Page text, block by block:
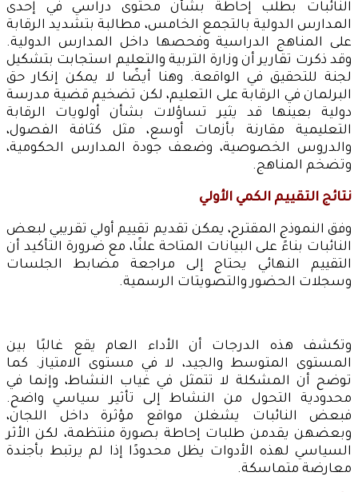
النائبات بطلب إحاطة بشأن محتوى دراسي في إحدى
المدارس الدولية بالتجمع الخامس، مطالبة بتشديد الرقابة
على المناهج الدراسية وفحصها داخل المدارس الدولية.
وقد ذكرت تقارير أن وزارة التربية والتعليم استجابت بتشكيل
لجنة للتحقيق في الواقعة. وهنا أيضًا لا يمكن إنكار حق
البرلمان في الرقابة على التعليم، لكن تضخيم قضية مدرسة
دولية بعينها قد يثير تساؤلات بشأن أولويات الرقابة
التعليمية مقارنة بأزمات أوسع، مثل كثافة الفصول،
والدروس الخصوصية، وضعف جودة المدارس الحكومية،
وتضخم المناهج.
نتائج التقييم الكمي الأولي
وفق النموذج المقترح، يمكن تقديم تقييم أولي تقريبي لبعض
النائبات بناءً على البيانات المتاحة علنًا، مع ضرورة التأكيد أن
التقييم النهائي يحتاج إلى مراجعة مضابط الجلسات
وسجلات الحضور والتصويتات الرسمية.
وتكشف هذه الدرجات أن الأداء العام يقع غالبًا بين
المستوى المتوسط والجيد، لا في مستوى الامتياز. كما
توضح أن المشكلة لا تتمثل في غياب النشاط، وإنما في
محدودية التحول من النشاط إلى تأثير سياسي واضح.
فبعض النائبات يشغلن مواقع مؤثرة داخل اللجان،
وبعضهن يقدمن طلبات إحاطة بصورة منتظمة، لكن الأثر
السياسي لهذه الأدوات يظل محدودًا إذا لم يرتبط بأجندة
معارضة متماسكة.